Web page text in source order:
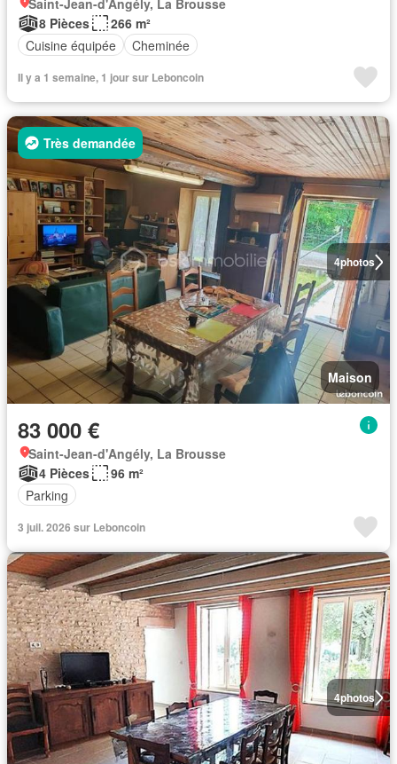
Saint-Jean-d'Angély, La Brousse
8 Pièces
266 m²
Cuisine équipée
Cheminée
Il y a 1 semaine, 1 jour sur Leboncoin
4photos
Très demandée
Maison
83 000 €
Saint-Jean-d'Angély, La Brousse
4 Pièces
96 m²
Parking
3 juil. 2026 sur Leboncoin
4photos